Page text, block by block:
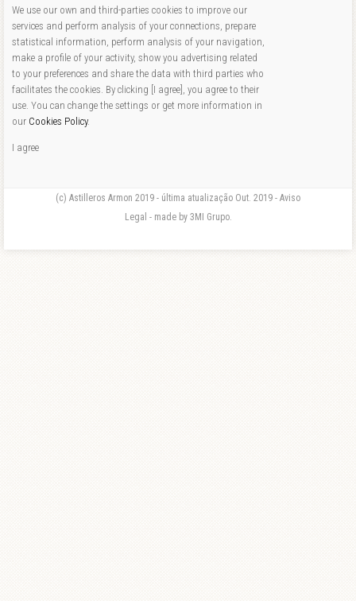
We use our own and third-parties cookies to improve our
services and perform analysis of your connections, prepare
statistical information, perform analysis of your navigation,
make a profile of your activity, show you advertising related
to your preferences and share the data with third parties who
facilitates the cookies. By clicking [I agree], you agree to their
use. You can change the settings or get more information in
our Cookies Policy.
I agree
(c) Astilleros Armon 2019 - última atualização Out. 2019 - Aviso
Legal - made by 3MI Grupo.